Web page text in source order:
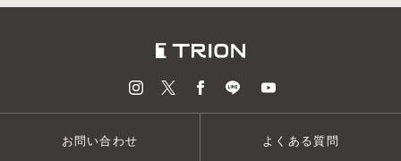
お問い合わせ よくある質問